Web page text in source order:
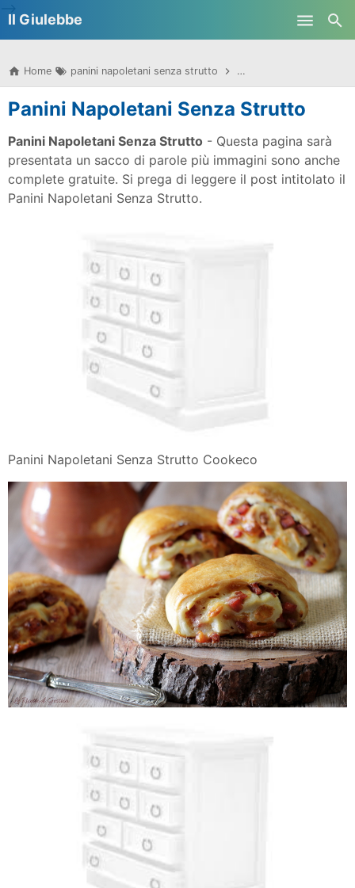
Il Giulebbe
Home panini napoletani senza strutto panini napoletani senza
Panini Napoletani Senza Strutto
Panini Napoletani Senza Strutto - Questa pagina sarà
presentata un sacco di parole più immagini sono anche
complete gratuite. Si prega di leggere il post intitolato il
Panini Napoletani Senza Strutto.
Panini Napoletani Senza Strutto Cookeco